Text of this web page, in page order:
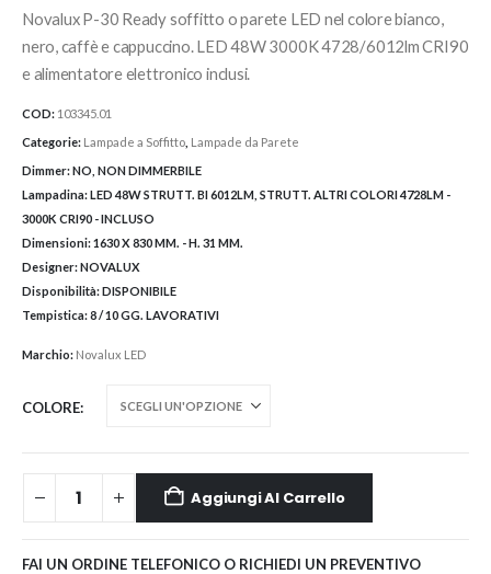
era:
1.129,11€.
è:
900,00€.
Novalux P-30 Ready soffitto o parete LED nel colore bianco,
nero, caffè e cappuccino. LED 48W 3000K 4728/6012lm CRI90
e alimentatore elettronico inclusi.
COD: 103345.01
Categorie: Lampade a Soffitto Lampade da Parete
Dimmer:NO, NON DIMMERBILE
Lampadina:LED 48W STRUTT. BI 6012LM, STRUTT. ALTRI COLORI 4728LM -
3000K CRI90 - INCLUSO
Dimensioni:1630 X 830 MM. - H. 31 MM.
Designer:NOVALUX
Disponibilità:DISPONIBILE
Tempistica:8 / 10 GG. LAVORATIVI
Marchio: Novalux LED
COLORE
Aggiungi Al Carrello
FAI UN ORDINE TELEFONICO O RICHIEDI UN PREVENTIVO